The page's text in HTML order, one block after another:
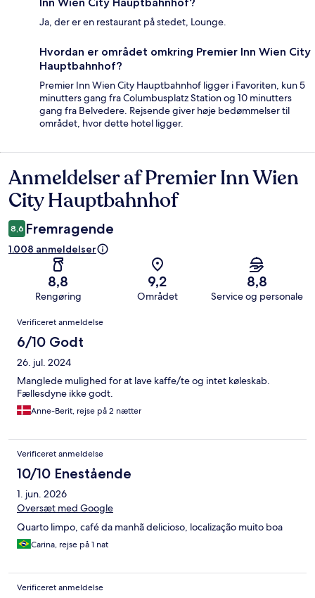
Ja, der er en restaurant på stedet, Lounge.
Hvordan er området omkring Premier Inn Wien City
Hauptbahnhof?
Premier Inn Wien City Hauptbahnhof ligger i Favoriten, kun 5
minutters gang fra Columbusplatz Station og 10 minutters
gang fra Belvedere. Rejsende giver høje bedømmelser til
området, hvor dette hotel ligger.
Anmeldelser
Anmeldelser af Premier Inn Wien
City Hauptbahnhof
8,6 Fremragende
1.008 anmeldelser
8,8
Rengøring
9,2
Området
8,8
Service og personale
Anmeldelser
Verificeret anmeldelse
6/10 Godt
26. jul. 2024
Manglede mulighed for at lave kaffe/te og intet køleskab.
Fællesdyne ikke godt.
Anne-Berit, rejse på 2 nætter
Verificeret anmeldelse
10/10 Enestående
1. jun. 2026
Oversæt med Google
Quarto limpo, café da manhã delicioso, localização muito boa
Carina, rejse på 1 nat
Verificeret anmeldelse